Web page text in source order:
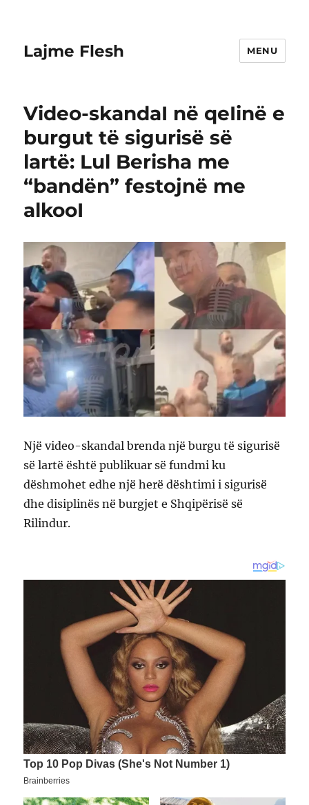
Lajme Flesh MENU
Video-skandaI në qeIinë e
burgut të sigurisë së
lartë: Lul Berisha me
“bandën” festojnë me
alkooI
Një video-skandal brenda një burgu të sigurisë
së lartë është publikuar së fundmi ku
dëshmohet edhe një herë dështimi i sigurisë
dhe disiplinës në burgjet e Shqipërisë së
Rilindur.